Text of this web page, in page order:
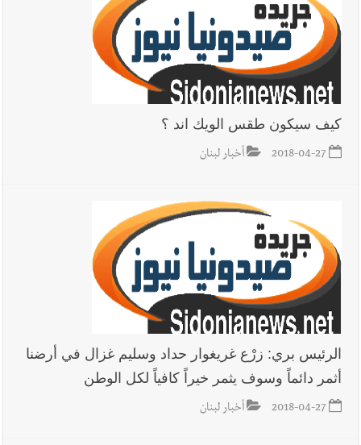
كيف سيكون طقس الويك اند ؟
2018-04-27 أخبار لبنان
الرئيس بري: زرْع غريغوار حداد وسليم غزال في أرضنا
أثمر دائماً وسوف يثمر خيراً كافياً لكل الوطن
2018-04-27 أخبار لبنان